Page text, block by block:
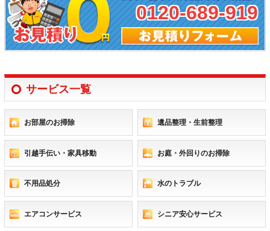
0120-689-919
サービス一覧
お部屋のお掃除 遺品整理・生前整理
引越手伝い・家具移動 お庭・外回りのお掃除
不用品処分 水のトラブル
エアコンサービス シニア安心サービス